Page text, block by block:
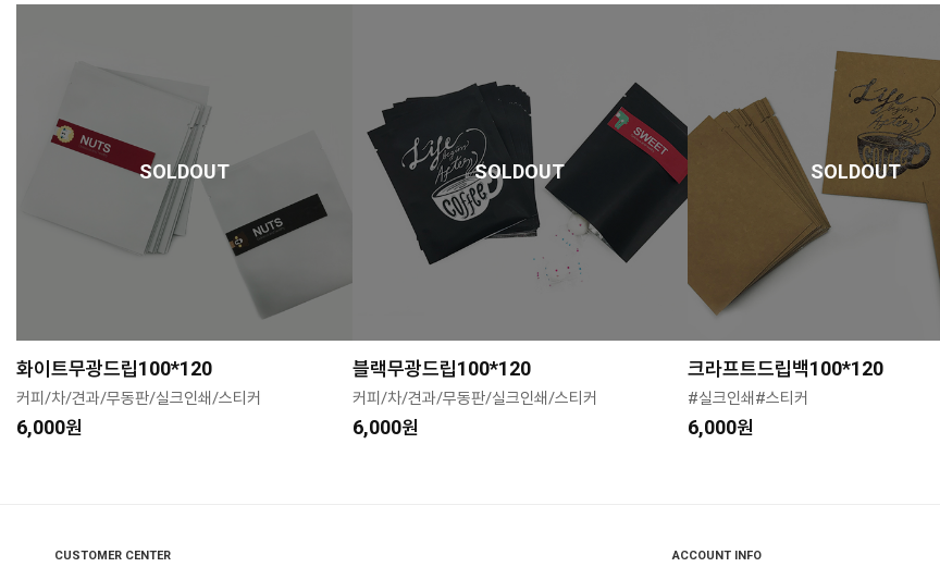
SOLDOUT
화이트무광드립100*120
커피/차/견과/무동판/실크인쇄/스티커
6,000원
SOLDOUT
블랙무광드립100*120
커피/차/견과/무동판/실크인쇄/스티커
6,000원
SOLDOUT
크라프트드립백100*120
#실크인쇄#스티커
6,000원
CUSTOMER CENTER ACCOUNT INFO